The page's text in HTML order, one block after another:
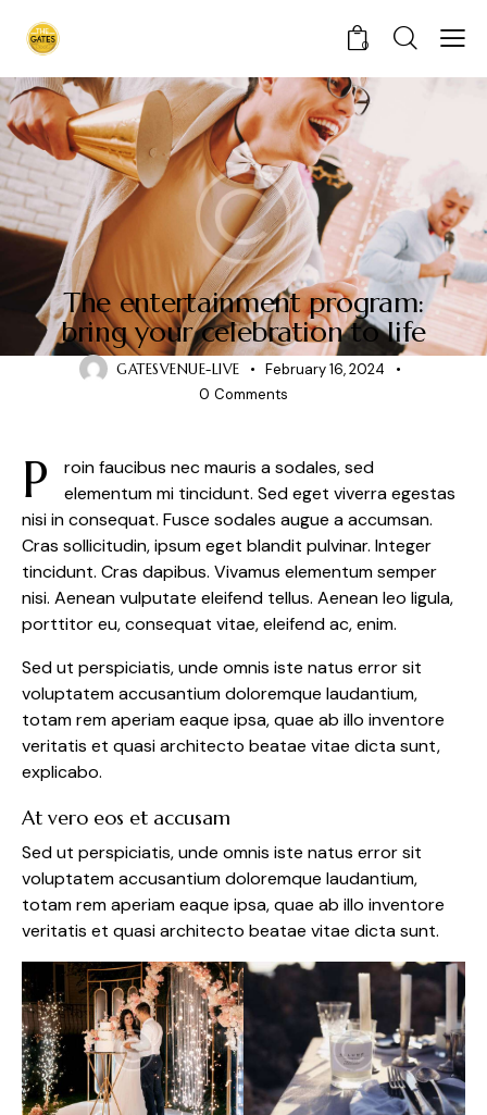
0
BLOG
The entertainment program:
bring your celebration to life
GATESVENUE-LIVE
February 16, 2024
0 Comments
P
roin faucibus nec mauris a sodales, sed
elementum mi tincidunt. Sed eget viverra egestas
nisi in consequat. Fusce sodales augue a accumsan.
Cras sollicitudin, ipsum eget blandit pulvinar. Integer
tincidunt. Cras dapibus. Vivamus elementum semper
nisi. Aenean vulputate eleifend tellus. Aenean leo ligula,
porttitor eu, consequat vitae, eleifend ac, enim.
Sed ut perspiciatis, unde omnis iste natus error sit
voluptatem accusantium doloremque laudantium,
totam rem aperiam eaque ipsa, quae ab illo inventore
veritatis et quasi architecto beatae vitae dicta sunt,
explicabo.
At vero eos et accusam
Sed ut perspiciatis, unde omnis iste natus error sit
voluptatem accusantium doloremque laudantium,
totam rem aperiam eaque ipsa, quae ab illo inventore
veritatis et quasi architecto beatae vitae dicta sunt.